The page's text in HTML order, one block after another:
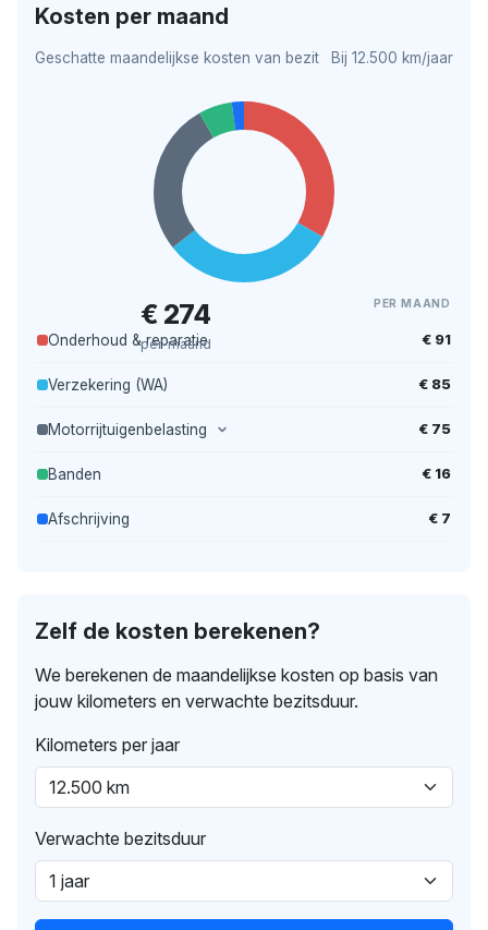
Kosten per maand
Geschatte maandelijkse kosten van bezit Bij 12.500 km/jaar
€ 274
per maand
PER MAAND
Onderhoud & reparatie € 91
Verzekering (WA) € 85
Motorrijtuigenbelasting € 75
Banden € 16
Afschrijving € 7
Zelf de kosten berekenen?
We berekenen de maandelijkse kosten op basis van
jouw kilometers en verwachte bezitsduur.
Kilometers per jaar
Verwachte bezitsduur